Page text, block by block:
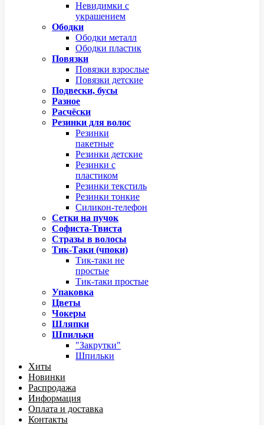
Невидимки с
украшением
Ободки
Ободки металл
Ободки пластик
Повязки
Повязки взрослые
Повязки детские
Подвески, бусы
Разное
Расчёски
Резинки для волос
Резинки
пакетные
Резинки детские
Резинки с
пластиком
Резинки текстиль
Резинки тонкие
Силикон-телефон
Сетки на пучок
Софиста-Твиста
Стразы в волосы
Тик-Таки (чпоки)
Тик-таки не
простые
Тик-таки простые
Упаковка
Цветы
Чокеры
Шляпки
Шпильки
"Закрутки"
Шпильки
Хиты
Новинки
Распродажа
Информация
Оплата и доставка
Контакты